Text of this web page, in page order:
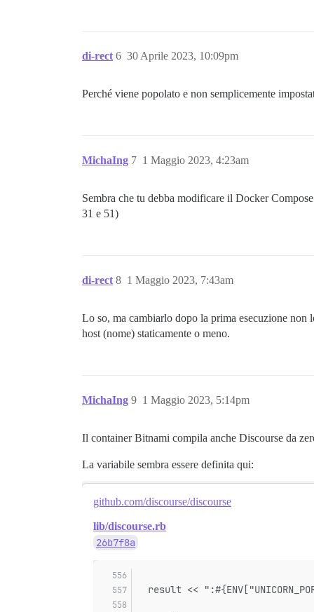
di-rect 30 Aprile 2023, 10:09pm
6
Perché viene popolato e non semplicemente
MichaIng 1 Maggio 2023, 4:23am
7
Sembra che tu debba modificare il Docker
31 e 51)
di-rect 1 Maggio 2023, 7:43am
8
Lo so, ma cambiarlo dopo la prima esecuzione non
host (nome) staticamente o meno.
MichaIng 1 Maggio 2023, 5:14pm
9
Il container Bitnami compila anche Discourse da
La variabile sembra essere definita qui:
github.com/discourse/discourse
lib/discourse.rb
26b7f8a
result <<